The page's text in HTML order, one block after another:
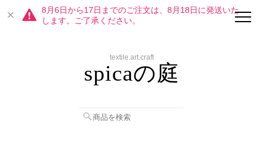
8月6日から17日までのご注文は、8月18日に発送いた
します。ご了承ください。
textile.art.craft
spicaの庭